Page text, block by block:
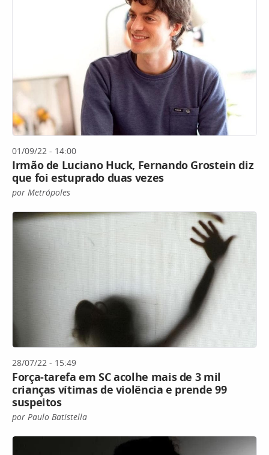
01/09/22 - 14:00
Irmão de Luciano Huck, Fernando Grostein diz
que foi estuprado duas vezes
por Metrópoles
28/07/22 - 15:49
Força-tarefa em SC acolhe mais de 3 mil
crianças vítimas de violência e prende 99
suspeitos
por Paulo Batistella